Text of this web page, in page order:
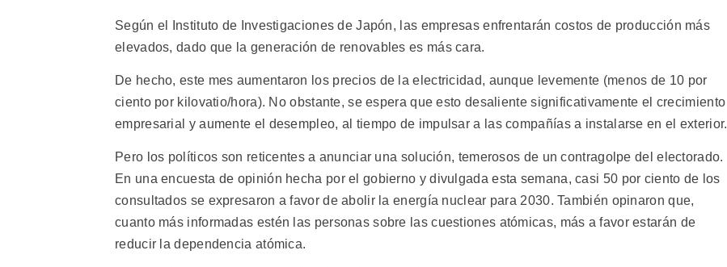
Según el Instituto de Investigaciones de Japón, las empresas enfrentarán costos de producción más
elevados, dado que la generación de renovables es más cara.
De hecho, este mes aumentaron los precios de la electricidad, aunque levemente (menos de 10 por
ciento por kilovatio/hora). No obstante, se espera que esto desaliente significativamente el crecimiento
empresarial y aumente el desempleo, al tiempo de impulsar a las compañías a instalarse en el exterior.
Pero los políticos son reticentes a anunciar una solución, temerosos de un contragolpe del electorado.
En una encuesta de opinión hecha por el gobierno y divulgada esta semana, casi 50 por ciento de los
consultados se expresaron a favor de abolir la energía nuclear para 2030. También opinaron que,
cuanto más informadas estén las personas sobre las cuestiones atómicas, más a favor estarán de
reducir la dependencia atómica.